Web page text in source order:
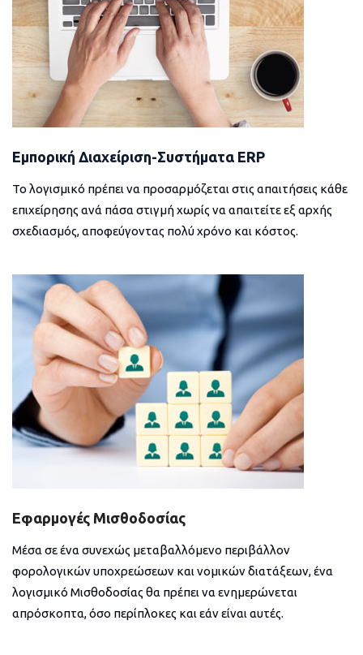
Εμπορική Διαχείριση-Συστήματα ERP
Το λογισμικό πρέπει να προσαρμόζεται στις απαιτήσεις κάθε
επιχείρησης ανά πάσα στιγμή χωρίς να απαιτείτε εξ αρχής
σχεδιασμός, αποφεύγοντας πολύ χρόνο και κόστος.
Εφαρμογές Μισθοδοσίας
Μέσα σε ένα συνεχώς μεταβαλλόμενο περιβάλλον
φορολογικών υποχρεώσεων και νομικών διατάξεων, ένα
λογισμικό Μισθοδοσίας θα πρέπει να ενημερώνεται
απρόσκοπτα, όσο περίπλοκες και εάν είναι αυτές.